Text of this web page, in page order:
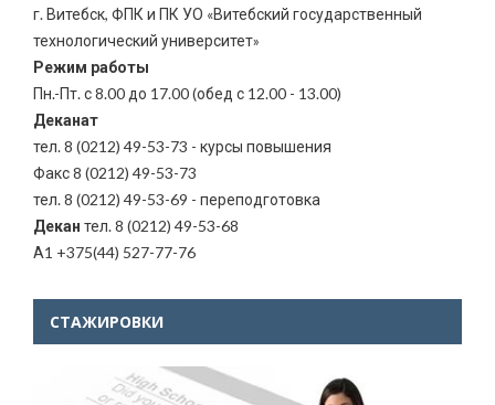
г. Витебск, ФПК и ПК УО «Витебский государственный
технологический университет»
Режим работы
Пн.-Пт. с 8.00 до 17.00 (обед с 12.00 - 13.00)
Деканат
тел. 8 (0212) 49-53-73 - курсы повышения
Факс 8 (0212) 49-53-73
тел. 8 (0212) 49-53-69 - переподготовка
Декан тел. 8 (0212) 49-53-68
А1 +375(44) 527-77-76
СТАЖИРОВКИ